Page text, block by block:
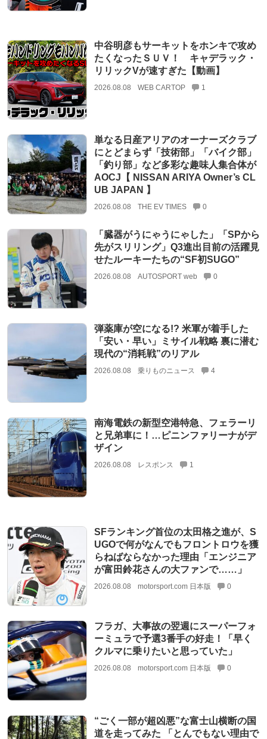
中谷明彦もサーキットをホンキで攻め
たくなったＳＵＶ！ キャデラック・
リリックVが速すぎた【動画】
2026.08.08 WEB CARTOP 1
単なる日産アリアのオーナーズクラブ
にとどまらず「技術部」「バイク部」
「釣り部」など多彩な趣味人集合体が
AOCJ【 NISSAN ARIYA Owner’s CL
UB JAPAN 】
2026.08.08 THE EV TIMES 0
「臓器がうにゃうにゃした」「SPから
先がスリリング」Q3進出目前の活躍見
せたルーキーたちの“SF初SUGO”
2026.08.08 AUTOSPORT web 0
弾薬庫が空になる!? 米軍が着手した
「安い・早い」ミサイル戦略 裏に潜む
現代の“消耗戦”のリアル
2026.08.08 乗りものニュース 4
南海電鉄の新型空港特急、フェラーリ
と兄弟車に！…ピニンファリーナがデ
ザイン
2026.08.08 レスポンス 1
SFランキング首位の太田格之進が、S
UGOで何がなんでもフロントロウを獲
らねばならなかった理由「エンジニア
が富田鈴花さんの大ファンで……」
2026.08.08 motorsport.com 日本版 0
フラガ、大事故の翌週にスーパーフォ
ーミュラで予選3番手の好走！「早く
クルマに乗りたいと思っていた」
2026.08.08 motorsport.com 日本版 0
“ごく一部が超凶悪”な富士山横断の国
道を走ってみた 「とんでもない理由で